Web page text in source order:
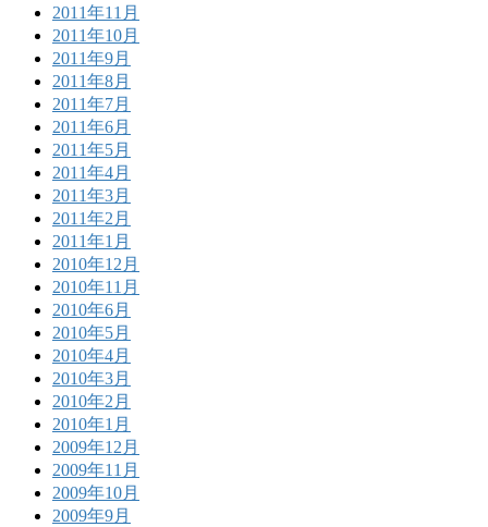
2011年11月
2011年10月
2011年9月
2011年8月
2011年7月
2011年6月
2011年5月
2011年4月
2011年3月
2011年2月
2011年1月
2010年12月
2010年11月
2010年6月
2010年5月
2010年4月
2010年3月
2010年2月
2010年1月
2009年12月
2009年11月
2009年10月
2009年9月